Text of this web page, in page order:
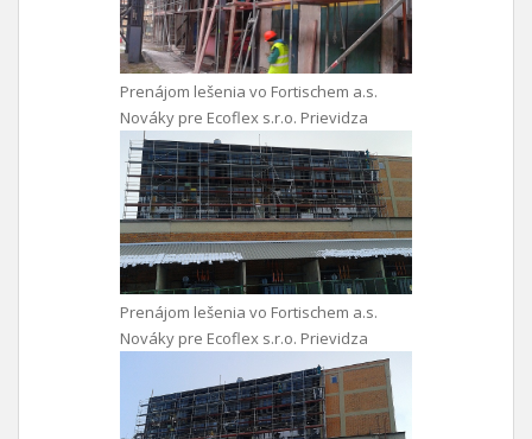
Prenájom lešenia vo Fortischem a.s.
Nováky pre Ecoflex s.r.o. Prievidza
Prenájom lešenia vo Fortischem a.s.
Nováky pre Ecoflex s.r.o. Prievidza